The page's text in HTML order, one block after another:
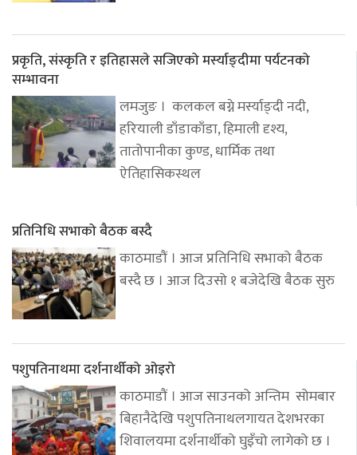
प्रकृति, संस्कृति र इतिहासले सजिएको मर्स्याङ्दीमा पर्यटनको
सम्भावना
लमजुङ । कलकल बग्ने मर्स्याङ्दी नदी,
हरियाली डाँडाकाँडा, हिमाली दृश्य,
तातोपानीका कुण्ड, धार्मिक तथा
ऐतिहासिकस्थल
प्रतिनिधि सभाको बैठक बस्दै
काठमाडौं । आज प्रतिनिधि सभाको बैठक
बस्दै छ । आज दिउसो १ बजेदेखि बैठक सुरु
पशुपतिनाथमा दर्शनार्थीको ओइरो
काठमाडौं । आज साउनको अन्तिम सोमबार
बिहानैदेखि पशुपतिनाथलगायत देशभरका
शिवालयमा दर्शनार्थीको घुइँचो लागेको छ ।